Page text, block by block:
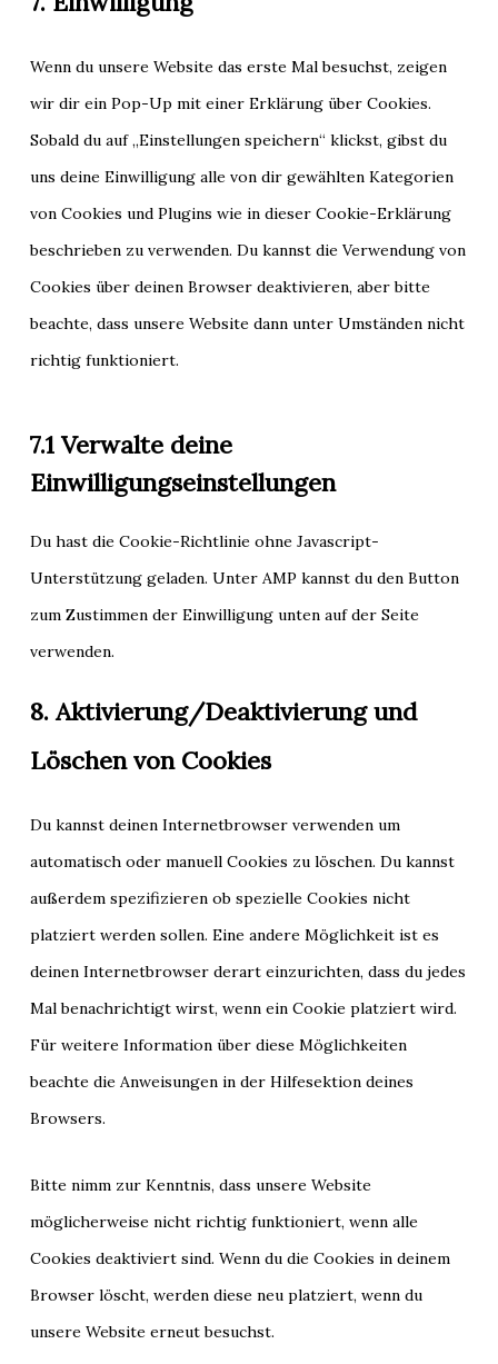
sonstiges
Wenn du unsere Website das erste Mal besuchst, zeigen
wir dir ein Pop-Up mit einer Erklärung über Cookies.
Sobald du auf „Einstellungen speichern“ klickst, gibst du
uns deine Einwilligung alle von dir gewählten Kategorien
von Cookies und Plugins wie in dieser Cookie-Erklärung
beschrieben zu verwenden. Du kannst die Verwendung von
Cookies über deinen Browser deaktivieren, aber bitte
beachte, dass unsere Website dann unter Umständen nicht
richtig funktioniert.
7.1 Verwalte deine
Einwilligungseinstellungen
Du hast die Cookie-Richtlinie ohne Javascript-
Unterstützung geladen. Unter AMP kannst du den Button
zum Zustimmen der Einwilligung unten auf der Seite
verwenden.
8. Aktivierung/Deaktivierung und
Löschen von Cookies
Du kannst deinen Internetbrowser verwenden um
automatisch oder manuell Cookies zu löschen. Du kannst
außerdem spezifizieren ob spezielle Cookies nicht
platziert werden sollen. Eine andere Möglichkeit ist es
deinen Internetbrowser derart einzurichten, dass du jedes
Mal benachrichtigt wirst, wenn ein Cookie platziert wird.
Für weitere Information über diese Möglichkeiten
beachte die Anweisungen in der Hilfesektion deines
Browsers.
Bitte nimm zur Kenntnis, dass unsere Website
möglicherweise nicht richtig funktioniert, wenn alle
Cookies deaktiviert sind. Wenn du die Cookies in deinem
Browser löscht, werden diese neu platziert, wenn du
unsere Website erneut besuchst.